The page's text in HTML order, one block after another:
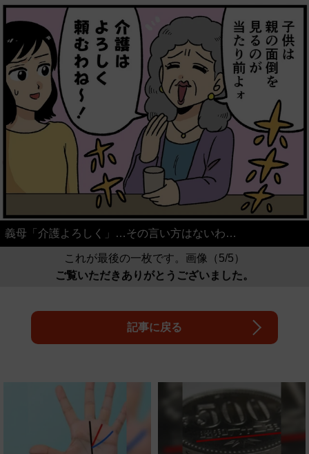
義母「介護よろしく」…その言い方はないわ…
これが最後の一枚です。画像（5/5）
ご覧いただきありがとうございました。
記事に戻る